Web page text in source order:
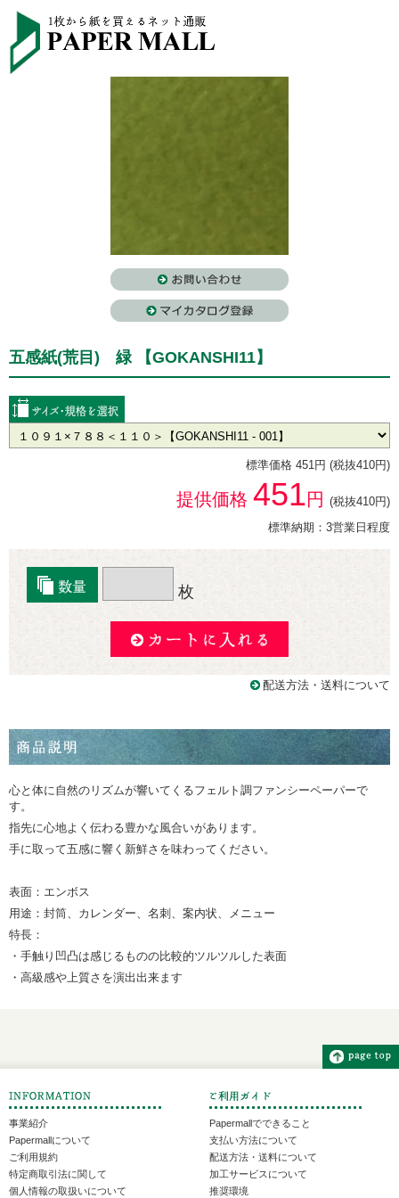
五感紙(荒目) 緑 【GOKANSHI11】
標準価格 451円 (税抜410円)
提供価格 451円 (税抜410円)
標準納期：3営業日程度
枚
配送方法・送料について
心と体に自然のリズムが響いてくるフェルト調ファンシーペーパーで
す。
指先に心地よく伝わる豊かな風合いがあります。
手に取って五感に響く新鮮さを味わってください。
表面：エンボス
用途：封筒、カレンダー、名刺、案内状、メニュー
特長：
・手触り凹凸は感じるものの比較的ツルツルした表面
・高級感や上質さを演出出来ます
事業紹介
Papermallについて
ご利用規約
特定商取引法に関して
個人情報の取扱いについて
Papermallでできること
支払い方法について
配送方法・送料について
加工サービスについて
推奨環境